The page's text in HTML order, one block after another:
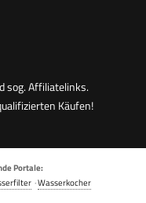
sog. Affiliatelinks.
Käufen!
Portale:
·Wasserkocher